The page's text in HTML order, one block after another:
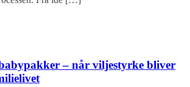
– når viljestyrke bliver